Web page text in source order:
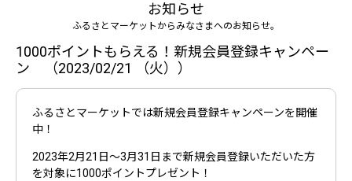
お知らせ
ふるさとマーケットからみなさまへのお知らせ。
1000ポイントもらえる！新規会員登録キャンペー
ン （2023/02/21 （火））
ふるさとマーケットでは新規会員登録キャンペーンを開催
中！
2023年2月21日～3月31日まで新規会員登録いただいた方
を対象に1000ポイントプレゼント！